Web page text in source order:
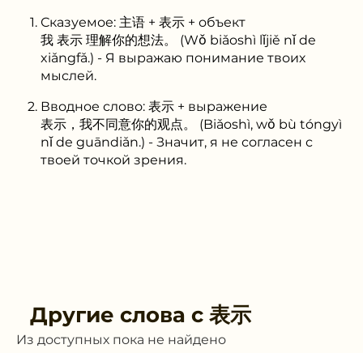
Сказуемое: 主语 + 表示 + объект
我 表示 理解你的想法。 (Wǒ biǎoshì lǐjiě nǐ de
xiǎngfǎ.) - Я выражаю понимание твоих
мыслей.
Вводное слово: 表示 + выражение
表示，我不同意你的观点。 (Biǎoshì, wǒ bù tóngyì
nǐ de guāndiǎn.) - Значит, я не согласен с
твоей точкой зрения.
Другие слова с 表示
Из доступных пока не найдено